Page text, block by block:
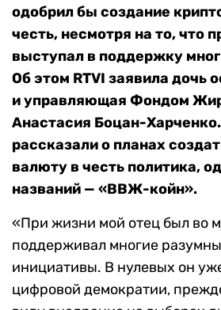
одобрил бы создание
честь, несмотря на то, что
выступал в поддержку
Об этом RTVI заявила дочь
и управляющая Фондом
Анастасия Боцан-
рассказали о планах
валюту в честь политика,
названий — «ВВЖ-койн».
«При жизни мой отец был во
поддерживал многие
инициативы. В нулевых он
цифровой демократии,